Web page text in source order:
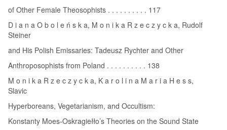
of Other Female Theosophists . . . . . . . . . . 117
D i a n a O b o l e ń s k a, M o n i k a R z e c z y c k a, Rudolf
Steiner
and His Polish Emissaries: Tadeusz Rychter and Other
Anthroposophists from Poland . . . . . . . . . . 138
M o n i k a R z e c z y c k a, K a r o l i n a M a r i a H e s s,
Slavic
Hyperboreans, Vegetarianism, and Occultism:
Konstanty Moes-Oskragiełło’s Theories on the Sound State